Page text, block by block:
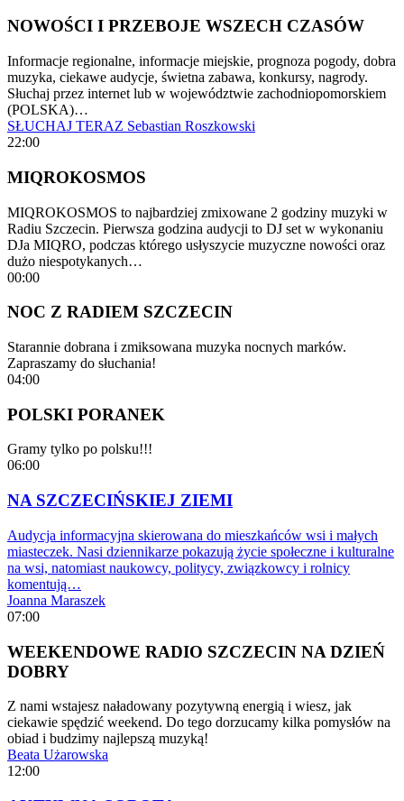
NOWOŚCI I PRZEBOJE WSZECH CZASÓW
Informacje regionalne, informacje miejskie, prognoza pogody, dobra
muzyka, ciekawe audycje, świetna zabawa, konkursy, nagrody.
Słuchaj przez internet lub w województwie zachodniopomorskiem
(POLSKA)…
SŁUCHAJ TERAZ Sebastian Roszkowski
22:00
MIQROKOSMOS
MIQROKOSMOS to najbardziej zmixowane 2 godziny muzyki w
Radiu Szczecin. Pierwsza godzina audycji to DJ set w wykonaniu
DJa MIQRO, podczas którego usłyszycie muzyczne nowości oraz
dużo niespotykanych…
00:00
NOC Z RADIEM SZCZECIN
Starannie dobrana i zmiksowana muzyka nocnych marków.
Zapraszamy do słuchania!
04:00
POLSKI PORANEK
Gramy tylko po polsku!!!
06:00
NA SZCZECIŃSKIEJ ZIEMI
Audycja informacyjna skierowana do mieszkańców wsi i małych
miasteczek. Nasi dziennikarze pokazują życie społeczne i kulturalne
na wsi, natomiast naukowcy, politycy, związkowcy i rolnicy
komentują…
Joanna Maraszek
07:00
WEEKENDOWE RADIO SZCZECIN NA DZIEŃ
DOBRY
Z nami wstajesz naładowany pozytywną energią i wiesz, jak
ciekawie spędzić weekend. Do tego dorzucamy kilka pomysłów na
obiad i budzimy najlepszą muzyką!
Beata Użarowska
12:00